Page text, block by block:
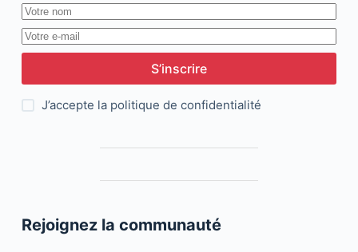
S’inscrire
J’accepte la politique de confidentialité
Rejoignez la communauté